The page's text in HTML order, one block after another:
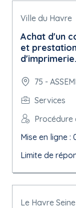
Ville du Havre
Achat d'un
et
d'imprimerie.
75 -
Services
Mise en ligne
Limite de
Le Havre